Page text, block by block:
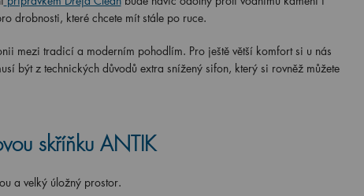
drobnosti, které chcete mít stále po ruce.
mezi tradicí a moderním pohodlím. Pro ještě větší komfort si u nás
být z technických důvodů extra snížený sifon, který si rovněž můžete
skříňku ANTIK
a velký úložný prostor.